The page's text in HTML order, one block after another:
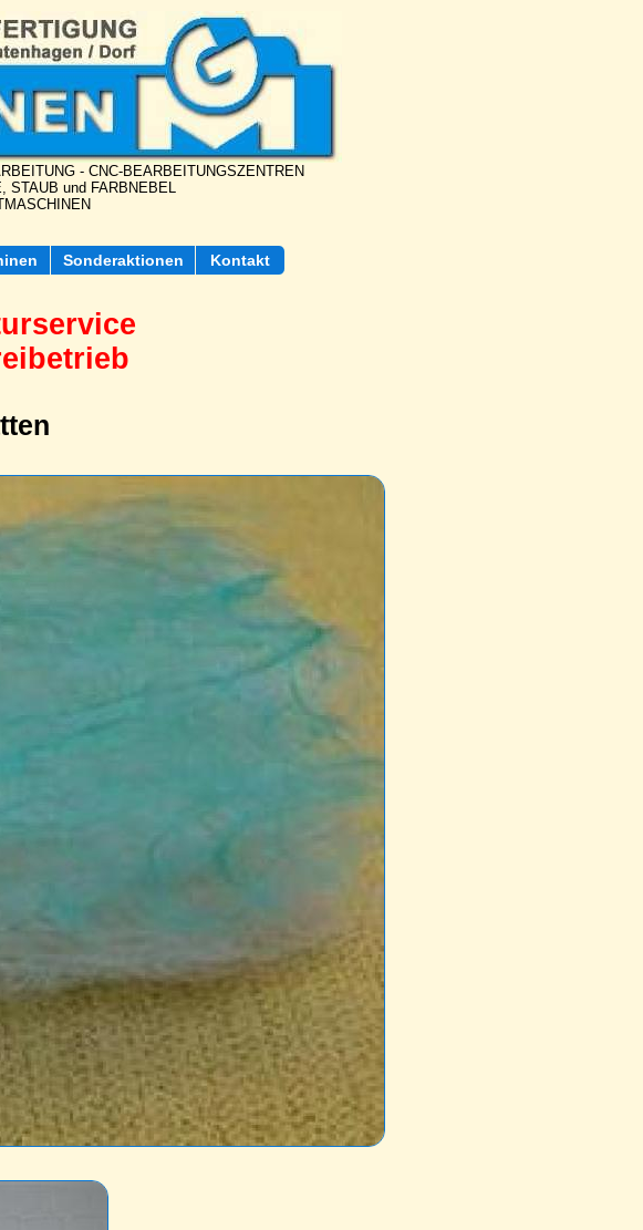
- CNC-BEARBEITUNGSZENTREN
STAUB und FARBNEBEL
Sonderaktionen Kontakt